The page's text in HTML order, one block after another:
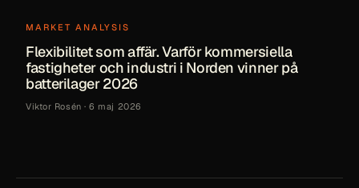
MARKET ANALYSIS
Flexibilitet som affär. Varför kommersiella
fastigheter och industri i Norden vinner på
batterilager 2026
Viktor Rosén ·6 maj 2026